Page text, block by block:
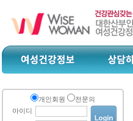
개인회원
전문의
아이디